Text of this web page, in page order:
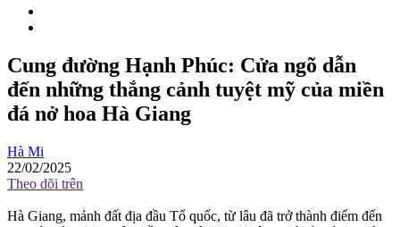
Cung đường Hạnh Phúc: Cửa ngõ dẫn
đến những thắng cảnh tuyệt mỹ của miền
đá nở hoa Hà Giang
Hà Mi
22/02/2025
Theo dõi trên
Hà Giang, mảnh đất địa đầu Tổ quốc, từ lâu đã trở thành điểm đến